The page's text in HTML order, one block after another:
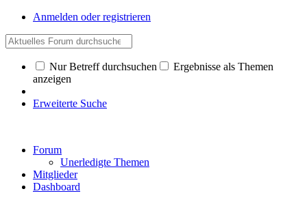
Anmelden oder registrieren
Nur Betreff durchsuchen
Ergebnisse als Themen
anzeigen
Erweiterte Suche
Forum
Unerledigte Themen
Mitglieder
Dashboard